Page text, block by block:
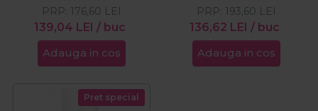
139,04 LEI / buc
PRP: 176,60 LEI
Adauga in cos
Refiller 70ml
136,62 LEI / buc
PRP: 193,60 LEI
Adauga in cos
Pret special